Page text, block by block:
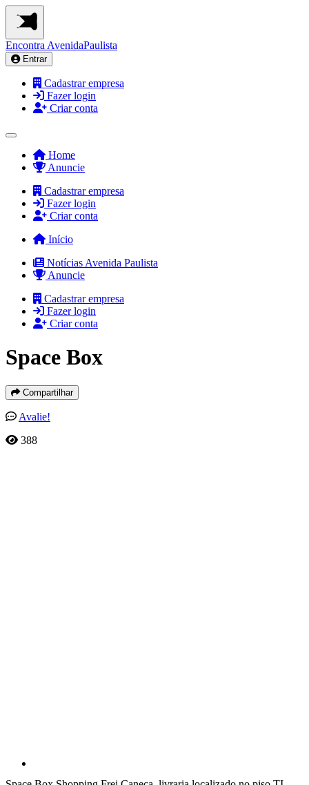
Encontra AvenidaPaulista
Entrar
Cadastrar empresa
Fazer login
Criar conta
Home
Anuncie
Cadastrar empresa
Fazer login
Criar conta
Início
Notícias Avenida Paulista
Anuncie
Cadastrar empresa
Fazer login
Criar conta
Space Box
Compartilhar
Avalie!
388